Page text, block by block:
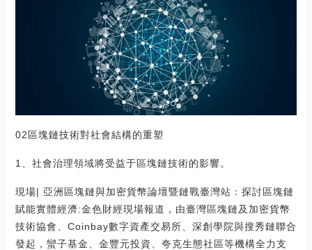
02區塊鏈技術對社會結構的重塑
1、社會治理領域將受益于區塊鏈技術的影響。
現場| 亞洲區塊鏈與加密貨幣論壇暨鏈戰臺灣站：探討區塊鏈
賦能實體經濟:金色財經現場報道，由臺灣區塊鏈及加密貨幣
技術協會、Coinbay數字資產交易所、深創學院與搜秀鏈聯合
發起，蠻子基金、金豐元投資、夸克生態社區等機構全力支